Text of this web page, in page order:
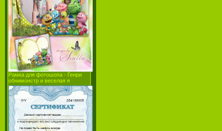
Рамка для фотошопа - Генри
обнимонстр и веселая я